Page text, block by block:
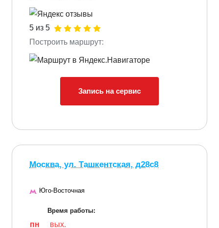
5 из 5
Построить маршрут:
Запись на сервис
Москва, ул. Ташкентская, д28с8
Юго-Восточная
Время работы:
пн
вых.